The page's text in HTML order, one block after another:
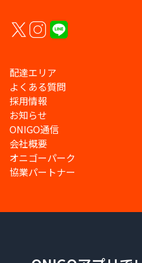
配達エリア
よくある質問
採用情報
お知らせ
ONIGO通信
会社概要
オニゴーパーク
協業パートナー